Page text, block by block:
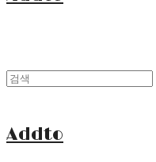
Addto